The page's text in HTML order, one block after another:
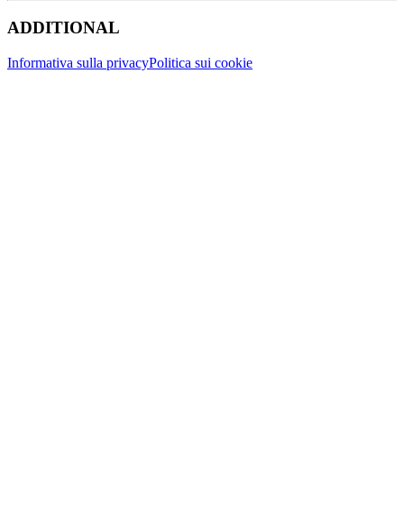
ADDITIONAL
Informativa sulla privacyPolitica sui cookie